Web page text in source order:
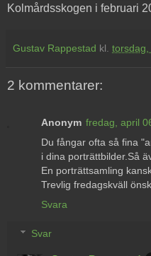
Kolmårdsskogen i februari
Gustav Rappestad kl.
2 kommentarer:
Anonym fredag, april
Du fångar ofta så fina
i dina porträttbilder.Så
En porträttsamling
Trevlig fredagskväll
Svara
Svar